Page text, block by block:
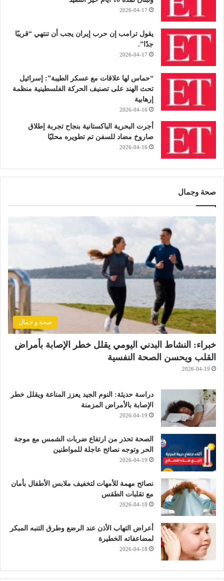
2026-04-17
يقول ترامب إن حرب إيران يجب أن تنتهي “قريبًا
جدًا”.
2026-04-17
“حماس لها علاقات مع عسكر الطيبة”: إسرائيل
تحث الهند على تصنيف الحركة الفلسطينية منظمة
إرهابية
2026-04-16
أجرت البحرية الباكستانية بنجاح تجربة إطلاق
صاروخ مضاد للسفن تم تطويره محليًا
2026-04-16
صحة وجمال
صحة و جمال
خبراء: النشاط البدني اليومي يقلل خطر الإصابة بأمراض
القلب ويحسن الصحة النفسية
2026-04-19
دراسة حديثة: النوم الجيد يعزز المناعة ويقلل خطر
الإصابة بالأمراض المزمنة
2026-04-19
الصحة تحذر من ارتفاع ضربات الشمس مع موجة
الحر وتوجه نصائح عاجلة للمواطنين
2026-04-19
نصائح مهمة للأمهات لتخفيف ملابس الأطفال بأمان
مع تقلبات الطقس
2026-04-18
أعراض التهاب الأذن عند الرضع وطرق التنبه المبكر
لمضاعفاته الخطيرة
2026-04-18